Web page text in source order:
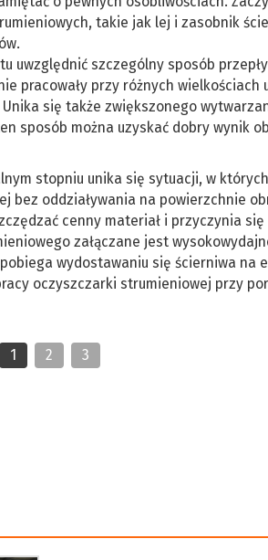
takie jak lej i zasobnik
uwzględnić szczególny sposób
pracowały przy różnych wielkościach
się także zwiększonego
sposób można uzyskać dobry wynik
stopniu unika się sytuacji, w
bez oddziaływania na powierzchnie
cenny materiał i przyczynia
załączane jest
wydostawaniu się ścierniwa na
oczyszczarki strumieniowej przy
1 2 3